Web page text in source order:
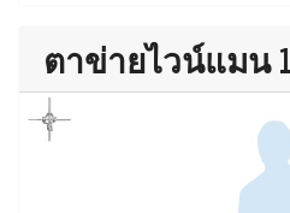
ตาข่ายไวน์แมน